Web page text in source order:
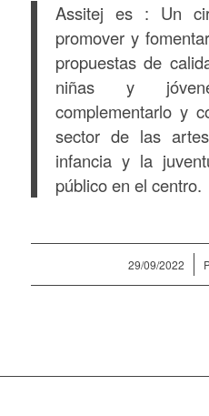
Assitej es : Un
promover y
propuestas de
niñas y
complementarlo y
sector de las
infancia y la
público en el centro.
29/09/2022
/